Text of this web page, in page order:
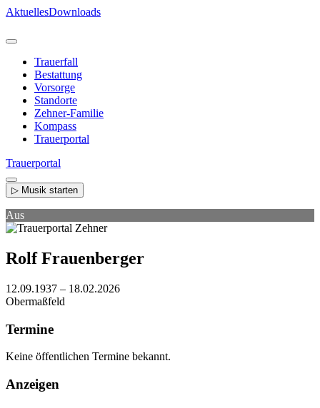
Direkt
Inhalt
AktuellesDownloads
Trauerfall
Bestattung
Vorsorge
Standorte
Zehner-Familie
Kompass
Trauerportal
Trauerportal
▷ Musik starten
Aus
Rolf Frauenberger
12.09.1937 – 18.02.2026
Obermaßfeld
Termine
Keine öffentlichen Termine bekannt.
Anzeigen